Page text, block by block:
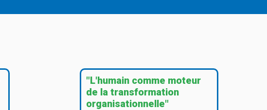
"L'humain comme moteur
de la transformation
organisationnelle"